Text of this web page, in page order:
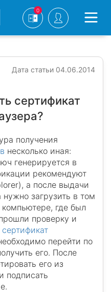
0
Дата статьи 04.06.2014
сертификат
получения
несколько иная:
генерируется в
рекомендуют
а после выдачи
загрузить в том
где был
проверку и
сертификат
перейти по
его. После
его из
подписать